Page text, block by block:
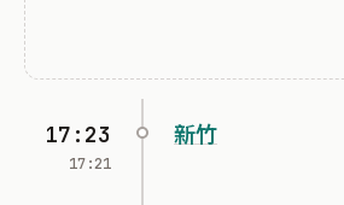
17:23
17:21
新竹